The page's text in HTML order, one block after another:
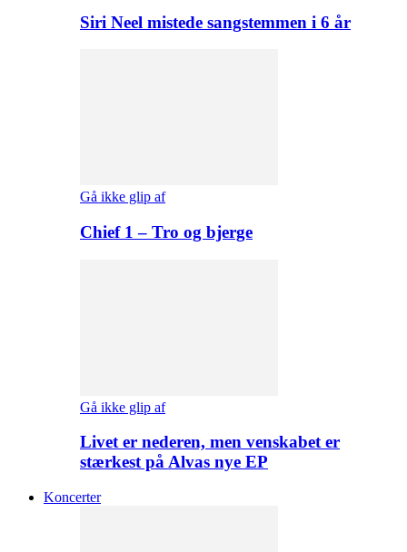
Siri Neel mistede sangstemmen i 6 år
Gå ikke glip af
Chief 1 – Tro og bjerge
Gå ikke glip af
Livet er nederen, men venskabet er
stærkest på Alvas nye EP
Koncerter